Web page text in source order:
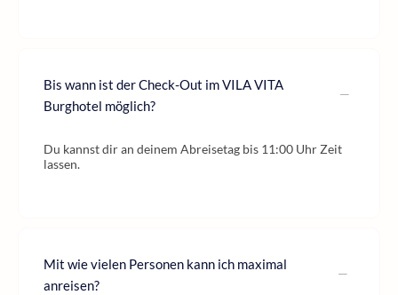
Bis wann ist der Check-Out im VILA VITA
Burghotel möglich?
Du kannst dir an deinem Abreisetag bis 11:00 Uhr Zeit
lassen.
Mit wie vielen Personen kann ich maximal
anreisen?